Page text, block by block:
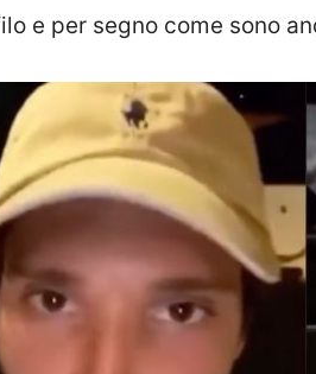
e per segno come sono